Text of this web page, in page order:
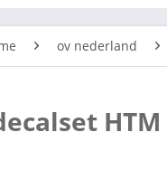
ov nederland